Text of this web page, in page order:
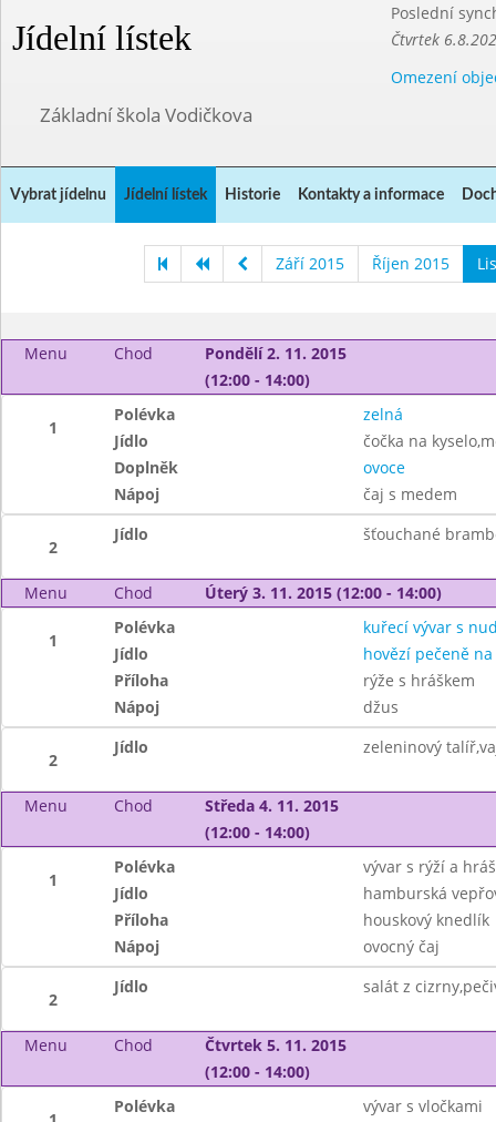
Jídelní lístek
Poslední
Čtvrtek
Omezení
Základní škola Vodičkova
Vybrat jídelnu Jídelní lístek Historie Kontakty a informace
Září 2015 Říjen 2015
Menu Chod
Pondělí 2. 11. 2015
(12:00 - 14:00)
1
Polévka
zelná
Jídlo
čočka na
Doplněk
ovoce
Nápoj
čaj s medem
2
Jídlo šťouchané
Menu Chod Úterý 3. 11. 2015 (12:00 - 14:00)
1
Polévka
kuřecí vývar s
Jídlo
hovězí pečeně
Příloha
rýže s hráškem
Nápoj
džus
2
Jídlo zeleninový
Menu Chod
Středa 4. 11. 2015
(12:00 - 14:00)
1
Polévka
vývar s rýží a
Jídlo
hamburská
Příloha
houskový knedlík
Nápoj
ovocný čaj
2
Jídlo salát z
Menu Chod
Čtvrtek 5. 11. 2015
(12:00 - 14:00)
Polévka
vývar s vločkami